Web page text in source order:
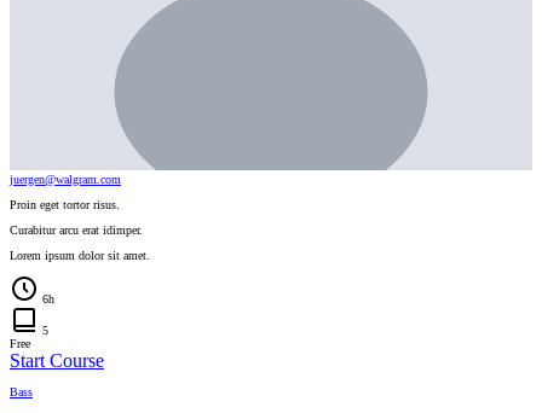
juergen@walgram.com
Proin eget tortor risus.
Curabitur arcu erat idimper.
Lorem ipsum dolor sit amet.
6h
5
Free
Start Course
Bass